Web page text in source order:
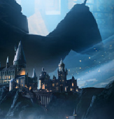
87 min